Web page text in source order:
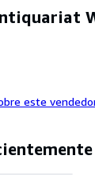
este